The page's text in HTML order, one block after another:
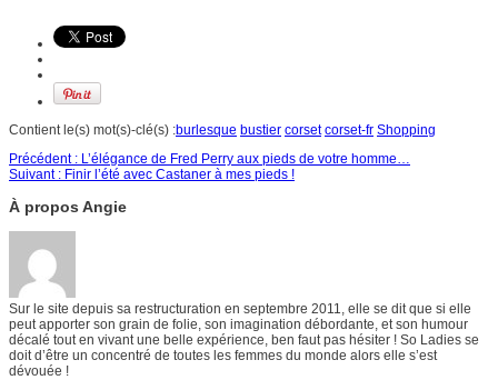
Contient le(s) mot(s)-clé(s) :burlesque bustier corset corset-fr Shopping
Précédent : L’élégance de Fred Perry aux pieds de votre homme…
Suivant : Finir l’été avec Castaner à mes pieds !
À propos Angie
Sur le site depuis sa restructuration en septembre 2011, elle se dit que si elle
peut apporter son grain de folie, son imagination débordante, et son humour
décalé tout en vivant une belle expérience, ben faut pas hésiter ! So Ladies se
doit d’être un concentré de toutes les femmes du monde alors elle s’est
dévouée !